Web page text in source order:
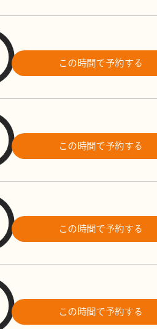
この時間で予約する
この時間で予約する
この時間で予約する
この時間で予約する